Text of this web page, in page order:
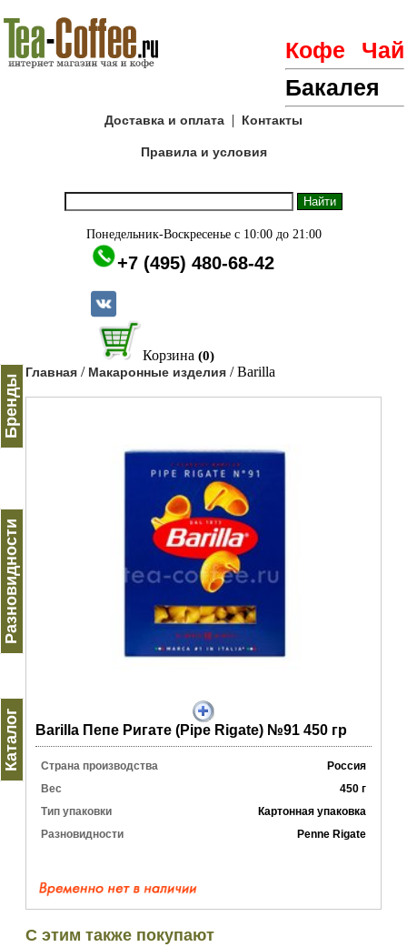
Кофе
Чай
Бакалея
Доставка и оплата | Контакты
Правила и условия
Понедельник-Воскресенье с 10:00 до 21:00
+7 (495) 480-68-42
Корзина (0)
Бренды
Разновидности
Каталог
Главная / Макаронные изделия / Barilla
Barilla Пепе Ригате (Pipe Rigate) №91 450 гр
Страна производства
Россия
Вес
450 г
Тип упаковки
Картонная упаковка
Разновидности
Penne Rigate
С этим также покупают